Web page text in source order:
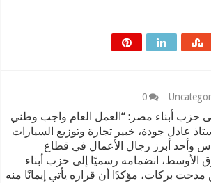
0
حزب أبناء مصر: “العمل العام واجب وطني
عادل جودة، خبير تجارة وتوزيع السيارات
وأحد أبرز رجال الأعمال في قطاع
الأوسط، انضمامه رسميًا إلى حزب أبناء
بركات، مؤكدًا أن قراره يأتي إيمانًا منه